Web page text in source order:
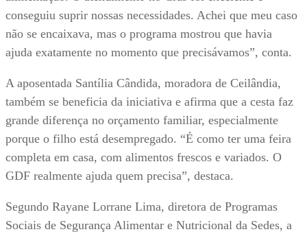
conseguiu suprir nossas necessidades. Achei que meu caso
não se encaixava, mas o programa mostrou que havia
ajuda exatamente no momento que precisávamos”, conta.
A aposentada Santília Cândida, moradora de Ceilândia,
também se beneficia da iniciativa e afirma que a cesta faz
grande diferença no orçamento familiar, especialmente
porque o filho está desempregado. “É como ter uma feira
completa em casa, com alimentos frescos e variados. O
GDF realmente ajuda quem precisa”, destaca.
Segundo Rayane Lorrane Lima, diretora de Programas
Sociais de Segurança Alimentar e Nutricional da Sedes, a